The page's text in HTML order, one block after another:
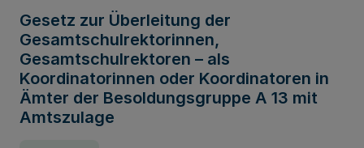
Gesetz zur Überleitung der
Gesamtschulrektorinnen,
Gesamtschulrektoren – als
Koordinatorinnen oder Koordinatoren in
Ämter der Besoldungsgruppe A 13 mit
Amtszulage